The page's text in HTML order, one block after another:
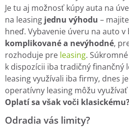
Je tu aj možnosť kúpy auta na
na leasing jednu výhodu –
hneď. Vybavenie úveru na auto v
komplikované a nevýhodné,
rozhoduje pre leasing.
k dispozícii iba tradičný finančný
leasing využívali iba firmy, dnes
operatívny leasing môžu
Oplatí sa však voči
Odradia vás limity?